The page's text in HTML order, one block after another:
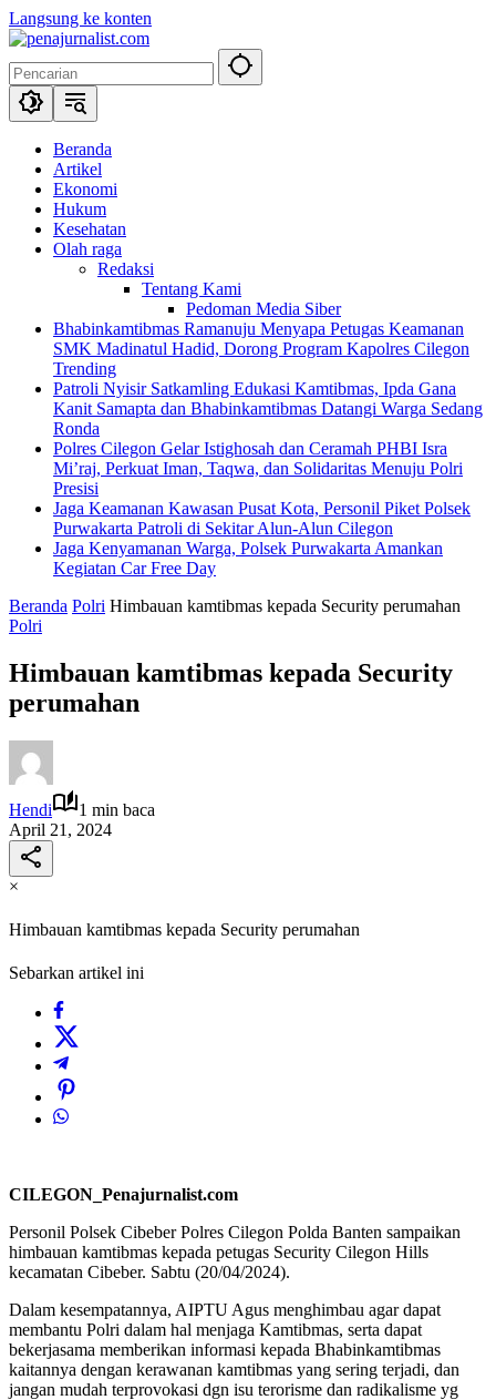
Langsung ke konten
Beranda
Artikel
Ekonomi
Hukum
Kesehatan
Olah raga
Redaksi
Tentang Kami
Pedoman Media Siber
Bhabinkamtibmas Ramanuju Menyapa Petugas Keamanan
SMK Madinatul Hadid, Dorong Program Kapolres Cilegon
Trending
Patroli Nyisir Satkamling Edukasi Kamtibmas, Ipda Gana
Kanit Samapta dan Bhabinkamtibmas Datangi Warga Sedang
Ronda
Polres Cilegon Gelar Istighosah dan Ceramah PHBI Isra
Mi’raj, Perkuat Iman, Taqwa, dan Solidaritas Menuju Polri
Presisi
Jaga Keamanan Kawasan Pusat Kota, Personil Piket Polsek
Purwakarta Patroli di Sekitar Alun-Alun Cilegon
Jaga Kenyamanan Warga, Polsek Purwakarta Amankan
Kegiatan Car Free Day
Beranda Polri Himbauan kamtibmas kepada Security perumahan
Polri
Himbauan kamtibmas kepada Security
perumahan
Hendi
1 min baca
April 21, 2024
×
Himbauan kamtibmas kepada Security perumahan
Sebarkan artikel ini
CILEGON_Penajurnalist.com
Personil Polsek Cibeber Polres Cilegon Polda Banten sampaikan
himbauan kamtibmas kepada petugas Security Cilegon Hills
kecamatan Cibeber. Sabtu (20/04/2024).
Dalam kesempatannya, AIPTU Agus menghimbau agar dapat
membantu Polri dalam hal menjaga Kamtibmas, serta dapat
bekerjasama memberikan informasi kepada Bhabinkamtibmas
kaitannya dengan kerawanan kamtibmas yang sering terjadi, dan
jangan mudah terprovokasi dgn isu terorisme dan radikalisme yg